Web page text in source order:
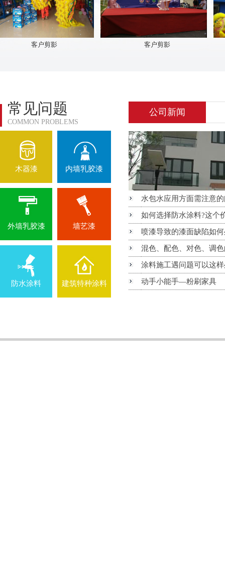
客户剪影 客户剪影
常见问题
COMMON PROBLEMS
木器漆 内墙乳胶漆
外墙乳胶漆 墙艺漆
防水涂料 建筑特种涂料
公司新闻
水包水应用方面需注意
如何选择防水涂料?这个
喷漆导致的漆面缺陷如
混色、配色、对色、调
涂料施工遇问题可以这
动手小能手—粉刷家具